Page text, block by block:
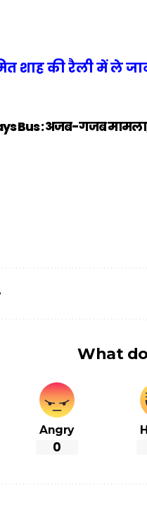
शाह की रैली में ले
Bus : अजब-गजब मामला,
What
Angry
0